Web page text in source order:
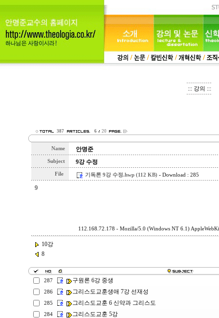
::: 강의 :::
387 6 20
Name 안명준
Subject 9강 수정
File 기독론 9강 수정.hwp (112 KB)- Download : 285
9
112.168.72.178 - Mozilla/5.0 (Windows NT 6.1)
10강
8
287 구원론 6강 중생
286 그리스도교훈생애 7강 선재성
285 그리스도교훈 6 신약과 그리스도
284 그리스도교훈 5강